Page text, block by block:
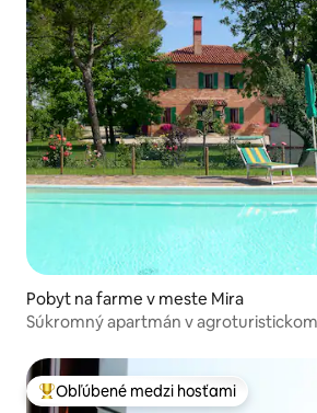
Pobyt na farme v meste Mira
Súkromný apartmán v
Najobľúbenejšie medzi hosťami
Obľúbené medzi hosťami